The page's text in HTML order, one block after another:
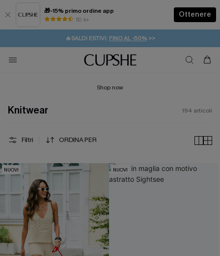
🎁-15% primo ordine app
50 k+
Ottenere
⚡️-15% SUGLI ESSENZIALI DA VACANZA | ACQUISTA
🔥SALDI ESTIVI: FINO AL -50%>>
🚚SPEDIZIONE GRATUITA DA 49€
💌REGALO PER I NUOVI: 20% DI SCONTO*
Shop now
Knitwear 194 articoli
Filtri ORDINA PER
NUOVI NUOVI